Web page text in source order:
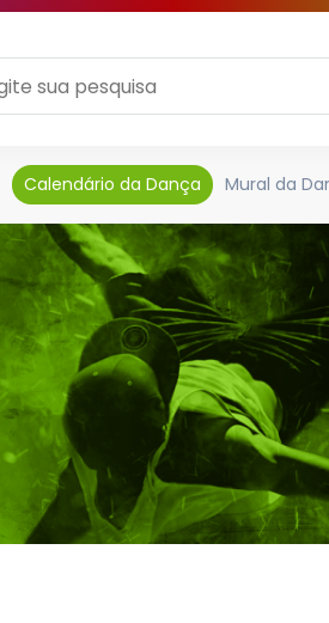
Calendário da Dança Mural da